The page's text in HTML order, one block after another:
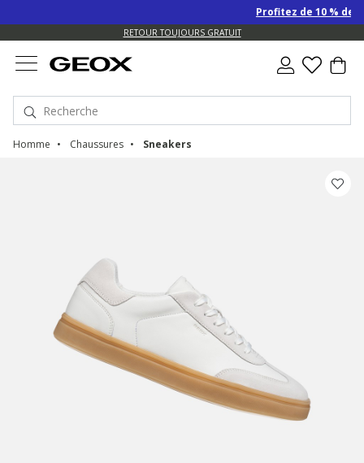
Profitez de 10 % de remise
RETOUR TOUJOURS GRATUIT
Homme Chaussures Sneakers